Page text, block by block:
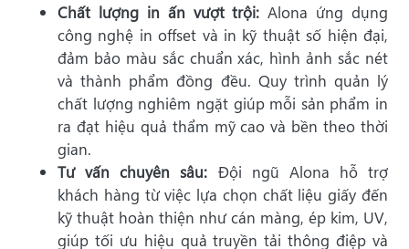
Chất lượng in ấn vượt trội:Alona ứng dụng
công nghệ in offset và in kỹ thuật số hiện đại,
đảm bảo màu sắc chuẩn xác, hình ảnh sắc nét
và thành phẩm đồng đều. Quy trình quản lý
chất lượng nghiêm ngặt giúp mỗi sản phẩm in
ra đạt hiệu quả thẩm mỹ cao và bền theo thời
gian.
Tư vấn chuyên sâu: Đội ngũ Alona hỗ trợ
khách hàng từ việc lựa chọn chất liệu giấy đến
kỹ thuật hoàn thiện như cán màng, ép kim, UV,
giúp tối ưu hiệu quả truyền tải thông điệp và